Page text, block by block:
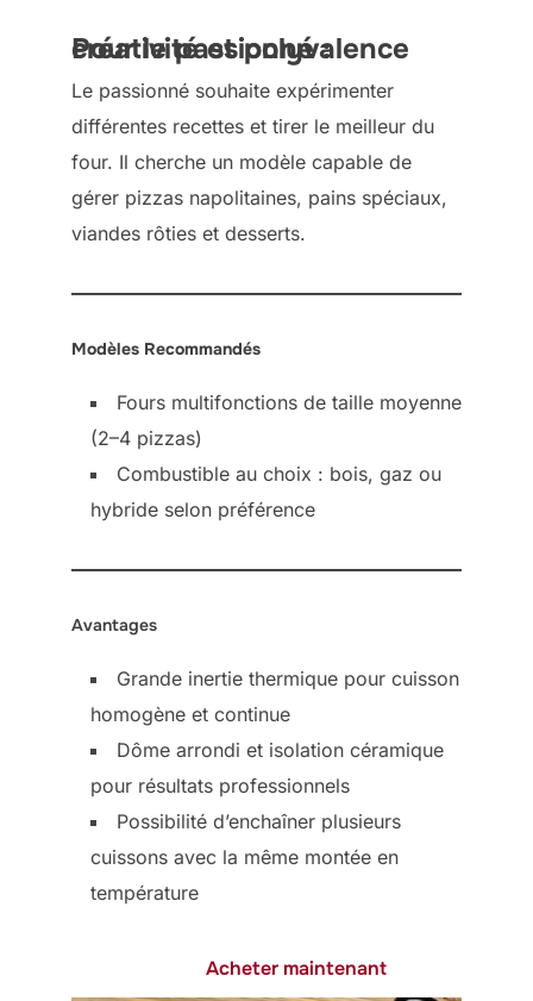
Pour le passionné : créativité et polyvalence
Le passionné souhaite expérimenter
différentes recettes et tirer le meilleur du
four. Il cherche un modèle capable de
gérer pizzas napolitaines, pains spéciaux,
viandes rôties et desserts.
Modèles Recommandés
Fours multifonctions de taille moyenne
(2–4 pizzas)
Combustible au choix : bois, gaz ou
hybride selon préférence
Avantages
Grande inertie thermique pour cuisson
homogène et continue
Dôme arrondi et isolation céramique
pour résultats professionnels
Possibilité d’enchaîner plusieurs
cuissons avec la même montée en
température
Acheter maintenant